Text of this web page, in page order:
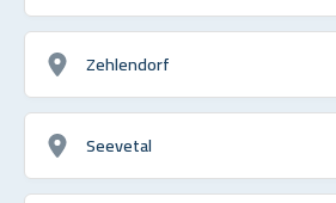
Zehlendorf
Seevetal